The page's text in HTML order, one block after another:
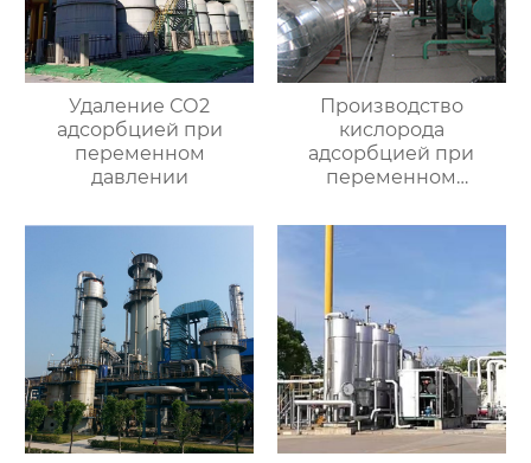
Удаление СО2
адсорбцией при
переменном
давлении
Производство
кислорода
адсорбцией при
переменном